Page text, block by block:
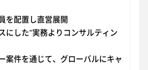
を配置し直営展開
にした"実務よりコンサルティン
案件を通じて、グローバルにキャ